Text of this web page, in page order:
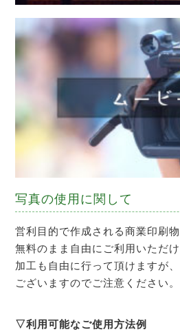
写真の使用に関して
営利目的で作成される商業印刷
無料のまま自由にご利用いただけ
加工も自由に行って頂けますが
ございますのでご注意ください。
▽利用可能なご使用方法例